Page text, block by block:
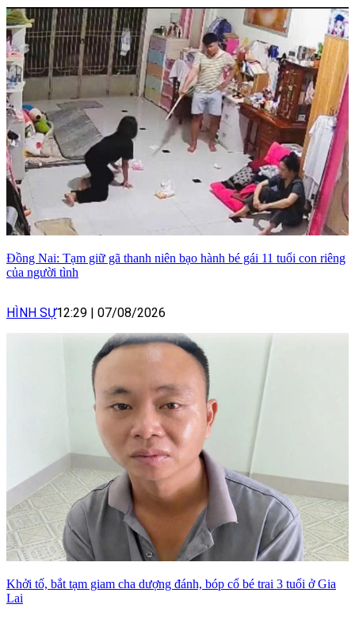
Đồng Nai: Tạm giữ gã thanh niên bạo hành bé gái 11 tuổi con riêng
của người tình
HÌNH SỰ12:29 | 07/08/2026
Khởi tố, bắt tạm giam cha dượng đánh, bóp cổ bé trai 3 tuổi ở Gia
Lai